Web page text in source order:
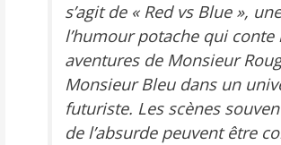
s’agit de « Red vs Blue »,
l’humour potache qui conte
aventures de Monsieur
Monsieur Bleu dans un
futuriste. Les scènes
de l’absurde peuvent être